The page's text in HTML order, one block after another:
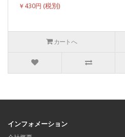
￥430円
カートへ
インフォメーション